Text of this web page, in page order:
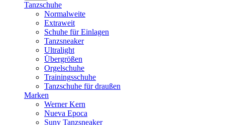
Tanzschuhe
Normalweite
Extraweit
Schuhe für Einlagen
Tanzsneaker
Ultralight
Übergrößen
Orgelschuhe
Trainingsschuhe
Tanzschuhe für draußen
Marken
Werner Kern
Nueva Epoca
Suny Tanzsneaker